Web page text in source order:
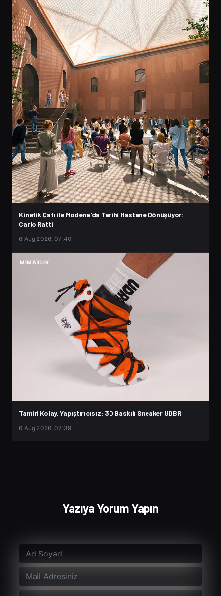
Kinetik Çatı ile Modena'da Tarihi Hastane Dönüşüyor:
Carlo Ratti
6 Aug 2026, 07:40
MIMARLIK
Tamiri Kolay, Yapıştırıcısız: 3D Baskılı Sneaker UDBR
6 Aug 2026, 07:39
Yazıya Yorum Yapın